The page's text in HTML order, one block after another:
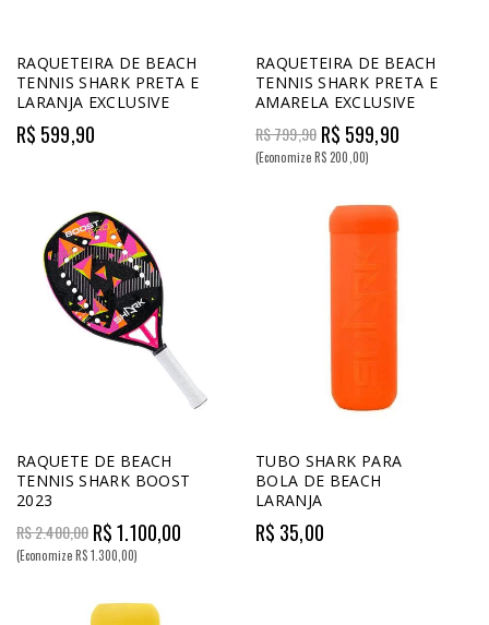
RAQUETEIRA DE BEACH
TENNIS SHARK PRETA E
LARANJA EXCLUSIVE
R$ 599,90
RAQUETEIRA DE BEACH
TENNIS SHARK PRETA E
AMARELA EXCLUSIVE
R$ 799,90 R$ 599,90
(Economize R$ 200,00)
RAQUETE DE BEACH
TENNIS SHARK BOOST
2023
R$ 2.400,00 R$ 1.100,00
(Economize R$ 1.300,00)
TUBO SHARK PARA
BOLA DE BEACH
LARANJA
R$ 35,00